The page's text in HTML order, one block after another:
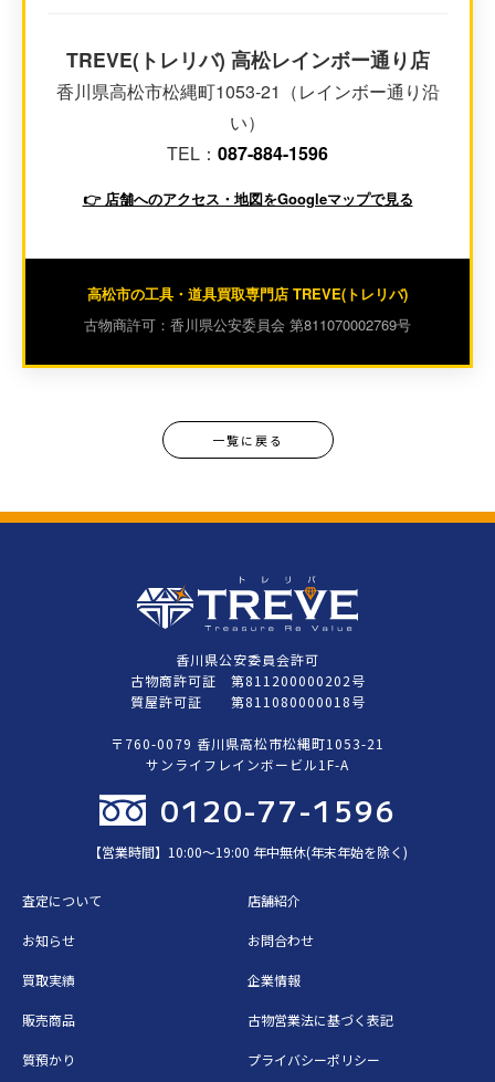
TREVE(トレリバ) 高松レインボー通り店
香川県高松市松縄町1053-21（レインボー通り沿
い）
TEL： 087-884-1596
👉 店舗へのアクセス・地図をGoogleマップで見る
高松市の工具・道具買取専門店 TREVE(トレリバ)
古物商許可：香川県公安委員会 第811070002769号
一覧に戻る
香川県公安委員会許可
古物商許可証 第811200000202号
質屋許可証 第811080000018号
〒760-0079 香川県高松市松縄町1053-21
サンライフレインボービル1F-A
0120-77-1596
【営業時間】10:00〜19:00 年中無休(年末年始を除く)
査定について 店舗紹介
お知らせ お問合わせ
買取実績 企業情報
販売商品 古物営業法に基づく表記
質預かり プライバシーポリシー